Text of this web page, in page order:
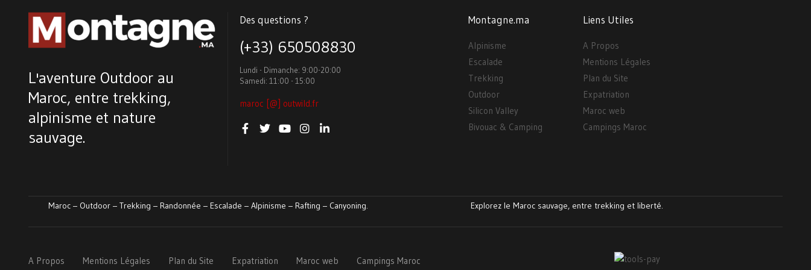
L'aventure Outdoor au
Maroc, entre trekking,
alpinisme et nature
sauvage.
Des questions ?
(+33) 650508830
Lundi - Dimanche: 9:00-20:00
Samedi: 11:00 - 15:00
maroc [@] outwild.fr
Montagne.ma
Alpinisme
Escalade
Trekking
Outdoor
Silicon Valley
Bivouac & Camping
Liens Utiles
A Propos
Mentions Légales
Plan du Site
Expatriation
Maroc web
Campings Maroc
Maroc – Outdoor – Trekking – Randonnée – Escalade – Alpinisme – Rafting – Canyoning. Explorez le Maroc sauvage, entre trekking et liberté.
A Propos Mentions Légales Plan du Site Expatriation Maroc web Campings Maroc